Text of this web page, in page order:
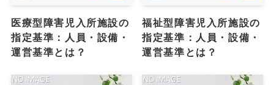
医療型障害児入所施設の
指定基準：人員・設備・
運営基準とは？
福祉型障害児入所施設の
指定基準：人員・設備・
運営基準とは？